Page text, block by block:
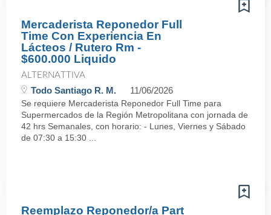
Mercaderista Reponedor Full
Time Con Experiencia En
Lácteos / Rutero Rm -
$600.000 Liquido
ALTERNATTIVA
Todo Santiago R. M. 11/06/2026
Se requiere Mercaderista Reponedor Full Time para
Supermercados de la Región Metropolitana con jornada de
42 hrs Semanales, con horario: - Lunes, Viernes y Sábado
de 07:30 a 15:30 ...
Reemplazo Reponedor/a Part